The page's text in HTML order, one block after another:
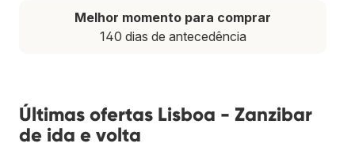
Melhor momento para comprar
140 dias de antecedência
Últimas ofertas Lisboa - Zanzibar
de ida e volta